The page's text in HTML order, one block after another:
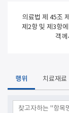
의료법 제 45조
제2항 및 제3항에
객께
행위 치료재료